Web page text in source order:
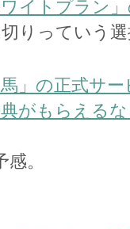
イトプラン
りっていう
」の正式サ
がもらえる
。